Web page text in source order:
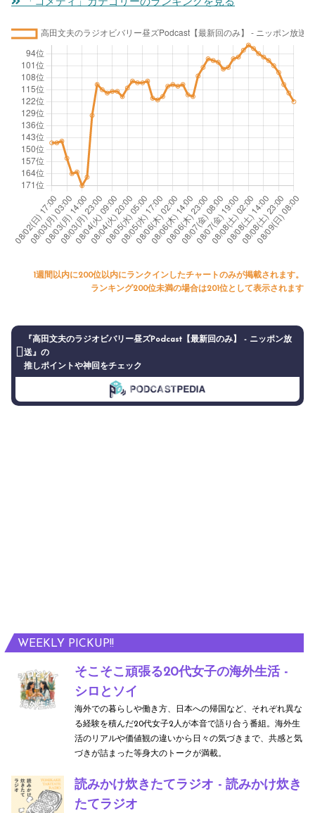
WEEKLY PICKUP!!
そこそこ頑張る20代女子の海外生活 -
シロとソイ
海外での暮らしや働き方、日本への帰国など、それぞれ異な
る経験を積んだ20代女子2人が本音で語り合う番組。海外生
活のリアルや価値観の違いから日々の気づきまで、共感と気
づきが詰まった等身大のトークが満載。
読みかけ炊きたてラジオ - 読みかけ炊き
たてラジオ
「コメディ」カテゴリーのランキングを見る
1週間以内に200位以内にランクインしたチャートのみが掲載されます。
ランキング200位未満の場合は201位として表示されます
『高田文夫のラジオビバリー昼ズPodcast【最新回のみ】 - ニッポン放
送』の
推しポイントや神回をチェック